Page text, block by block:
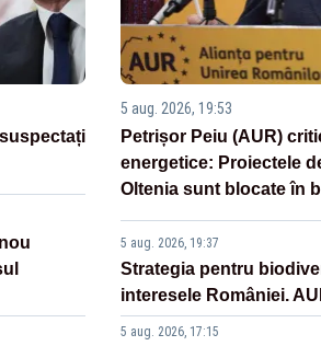
5 aug. 2026, 19:53
Petrișor Peiu (AUR)
energetice: Proiectele
Oltenia sunt blocate în
5 aug. 2026, 19:37
Strategia pentru
interesele României.
5 aug. 2026, 17:15